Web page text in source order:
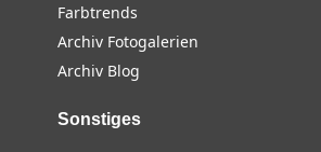
Farbtrends
Archiv Fotogalerien
Archiv Blog
Sonstiges